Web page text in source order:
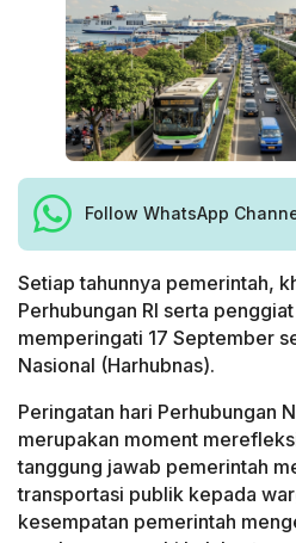
Follow WhatsApp
Setiap tahunnya pemerintah,
Perhubungan RI serta
memperingati 17 September
Nasional (Harhubnas).
Peringatan hari Perhubungan
merupakan moment
tanggung jawab pemerintah
transportasi publik kepada
kesempatan pemerintah